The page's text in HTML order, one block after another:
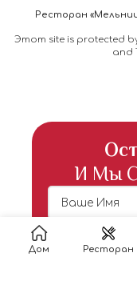
Ресторан
Этот site is protected
and
Дом Ресторан
И Мы С